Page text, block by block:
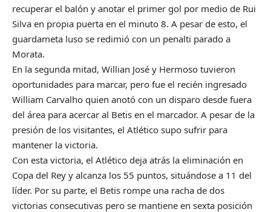
recuperar el balón y anotar el primer gol por medio de Rui
Silva en propia puerta en el minuto 8. A pesar de esto, el
guardameta luso se redimió con un penalti parado a
Morata.
En la segunda mitad, Willian José y Hermoso tuvieron
oportunidades para marcar, pero fue el recién ingresado
William Carvalho quien anotó con un disparo desde fuera
del área para acercar al Betis en el marcador. A pesar de la
presión de los visitantes, el Atlético supo sufrir para
mantener la victoria.
Con esta victoria, el Atlético deja atrás la eliminación en
Copa del Rey y alcanza los 55 puntos, situándose a 11 del
líder. Por su parte, el Betis rompe una racha de dos
victorias consecutivas pero se mantiene en sexta posición